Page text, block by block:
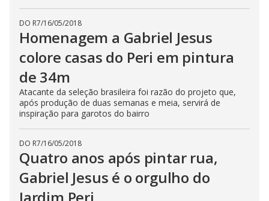
DO R7/16/05/2018
Homenagem a Gabriel Jesus
colore casas do Peri em pintura
de 34m
Atacante da seleção brasileira foi razão do projeto que,
após produção de duas semanas e meia, servirá de
inspiração para garotos do bairro
DO R7/16/05/2018
Quatro anos após pintar rua,
Gabriel Jesus é o orgulho do